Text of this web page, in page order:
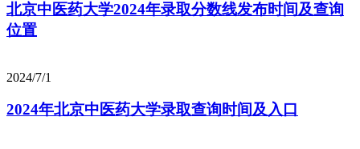
北京中医药大学2024年录取分数线发布时间及查询
位置
2024/7/1
2024年北京中医药大学录取查询时间及入口